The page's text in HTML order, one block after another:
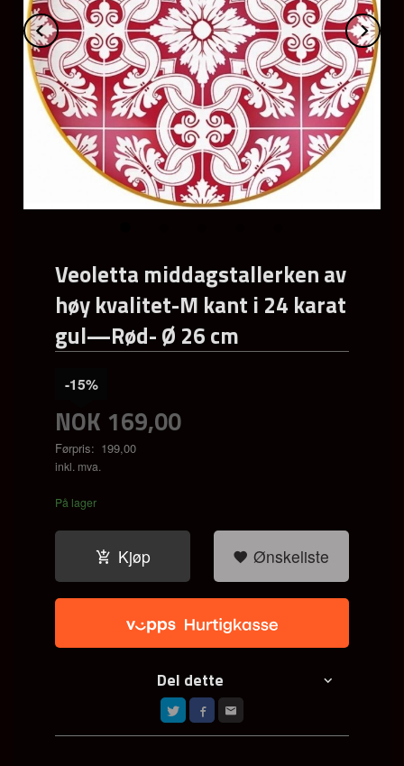
Prev
Veoletta middagstallerken av
høy kvalitet-M kant i 24 karat
gul—Rød- Ø 26 cm
NOK 169,00
Førpris: 199,00
Rabatt
-15%
inkl. mva.
På lager
Kjøp Ønskeliste
Del dette